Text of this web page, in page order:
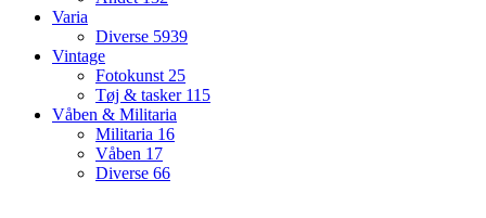
Varia
Diverse 5939
Vintage
Fotokunst 25
Tøj & tasker 115
Våben & Militaria
Militaria 16
Våben 17
Diverse 66